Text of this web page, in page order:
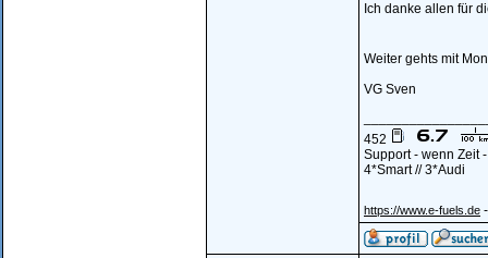
Ich danke allen für
Weiter gehts mit
VG Sven
452
Support - wenn Zeit
4*Smart // 3*Audi
https://www.e-fuels.de